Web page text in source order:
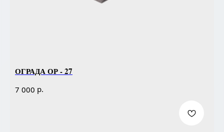
ОГРАДА ОР - 27
7 000 р.